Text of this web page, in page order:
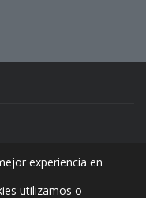
experiencia en
utilizamos o